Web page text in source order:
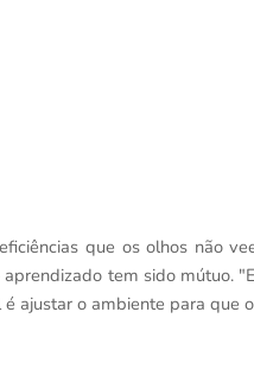
que os olhos não
tem sido mútuo.
ajustar o ambiente para que